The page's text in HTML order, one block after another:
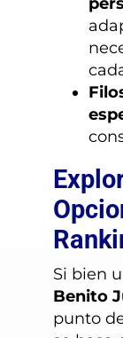
Si bien
Benito
punto